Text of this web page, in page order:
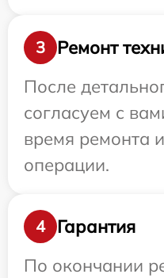
3
Ремонт
После
согласуем с
время ремонта
операции.
4
Гарантия
По окончании